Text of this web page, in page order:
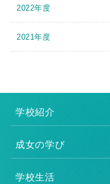
2022年度
2021年度
学校紹介
成女の学び
学校生活